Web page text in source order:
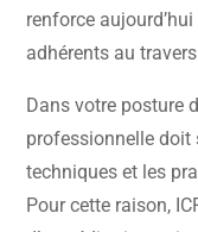
renforce
adhérents au
Dans votre posture
professionnelle doit
techniques et les
Pour cette raison,